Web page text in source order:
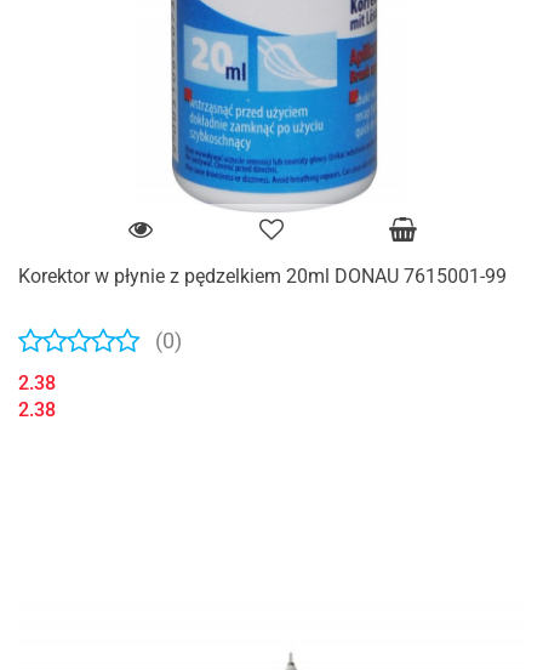
Korektor w płynie z pędzelkiem 20ml DONAU 7615001-99
(0)
2.38
2.38